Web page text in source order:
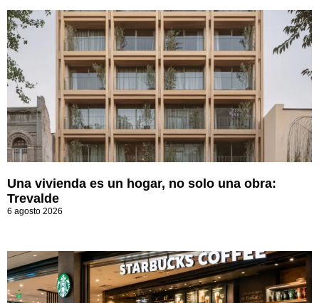
Una vivienda es un hogar, no solo una obra:
Trevalde
6 agosto 2026